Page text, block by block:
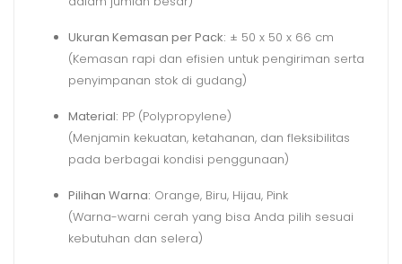
Ukuran Kemasan per Pack: ± 50 x 50 x 66 cm
(Kemasan rapi dan efisien untuk pengiriman serta
penyimpanan stok di gudang)
Material: PP (Polypropylene)
(Menjamin kekuatan, ketahanan, dan fleksibilitas
pada berbagai kondisi penggunaan)
Pilihan Warna: Orange, Biru, Hijau, Pink
(Warna-warni cerah yang bisa Anda pilih sesuai
kebutuhan dan selera)